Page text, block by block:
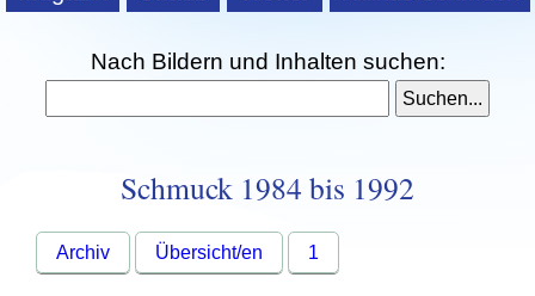
Nach Bildern und Inhalten suchen:
Schmuck 1984 bis 1992
Archiv Übersicht/en 1